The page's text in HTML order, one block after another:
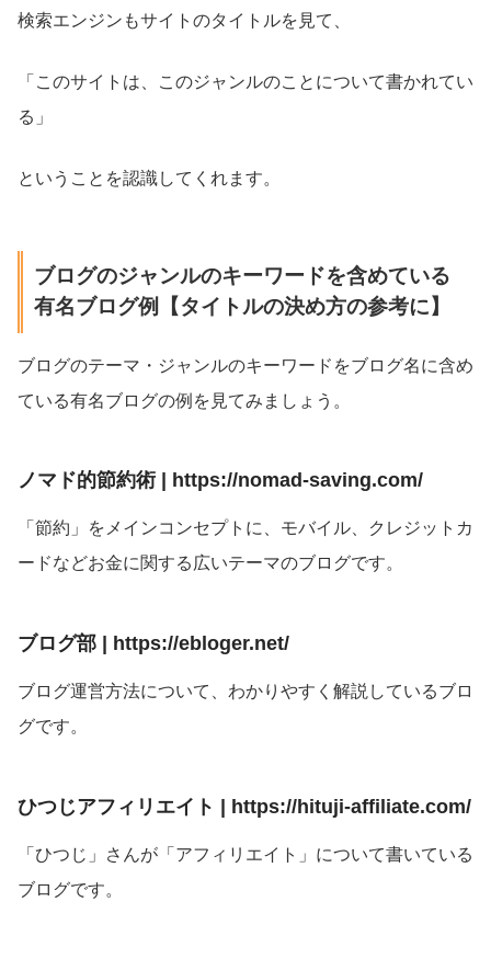
検索エンジンもサイトのタイトルを見て、
「このサイトは、このジャンルのことについて書かれてい
る」
ということを認識してくれます。
ブログのジャンルのキーワードを含めている
有名ブログ例【タイトルの決め方の参考に】
ブログのテーマ・ジャンルのキーワードをブログ名に含め
ている有名ブログの例を見てみましょう。
ノマド的節約術 | https://nomad-saving.com/
「節約」をメインコンセプトに、モバイル、クレジットカ
ードなどお金に関する広いテーマのブログです。
ブログ部 | https://ebloger.net/
ブログ運営方法について、わかりやすく解説しているブロ
グです。
ひつじアフィリエイト | https://hituji-affiliate.com/
「ひつじ」さんが「アフィリエイト」について書いている
ブログです。